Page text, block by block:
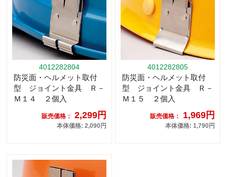
4012282804
防災面・ヘルメット取付
型 ジョイント金具 Ｒ－
Ｍ１４ ２個入
販売価格： 2,299円
本体価格: 2,090円
4012282805
防災面・ヘルメット取付
型 ジョイント金具 Ｒ－
Ｍ１５ ２個入
販売価格： 1,969円
本体価格: 1,790円